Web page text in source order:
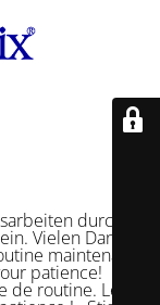
durch. Die
Vielen Dank für
maintenance.
patience! Nous
routine. Le site